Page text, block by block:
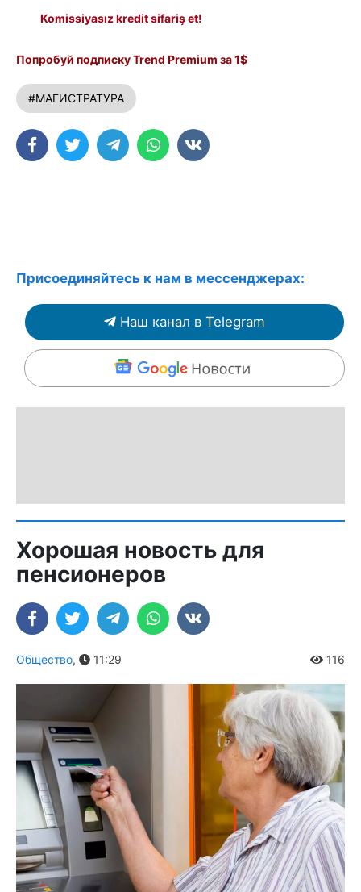
Komissiyasız kredit sifariş et!
Попробуй подписку Trend Premium за 1$
#МАГИСТРАТУРА
Присоединяйтесь к нам в мессенджерах:
Наш канал в Telegram
Хорошая новость для
пенсионеров
Общество, 11:29 116